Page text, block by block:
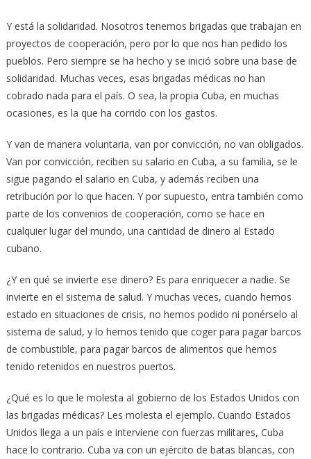
Y está la solidaridad. Nosotros tenemos brigadas que trabajan en
proyectos de cooperación, pero por lo que nos han pedido los
pueblos. Pero siempre se ha hecho y se inició sobre una base de
solidaridad. Muchas veces, esas brigadas médicas no han
cobrado nada para el país. O sea, la propia Cuba, en muchas
ocasiones, es la que ha corrido con los gastos.
Y van de manera voluntaria, van por convicción, no van obligados.
Van por convicción, reciben su salario en Cuba, a su familia, se le
sigue pagando el salario en Cuba, y además reciben una
retribución por lo que hacen. Y por supuesto, entra también como
parte de los convenios de cooperación, como se hace en
cualquier lugar del mundo, una cantidad de dinero al Estado
cubano.
¿Y en qué se invierte ese dinero? Es para enriquecer a nadie. Se
invierte en el sistema de salud. Y muchas veces, cuando hemos
estado en situaciones de crisis, no hemos podido ni ponérselo al
sistema de salud, y lo hemos tenido que coger para pagar barcos
de combustible, para pagar barcos de alimentos que hemos
tenido retenidos en nuestros puertos.
¿Qué es lo que le molesta al gobierno de los Estados Unidos con
las brigadas médicas? Les molesta el ejemplo. Cuando Estados
Unidos llega a un país e interviene con fuerzas militares, Cuba
hace lo contrario. Cuba va con un ejército de batas blancas, con